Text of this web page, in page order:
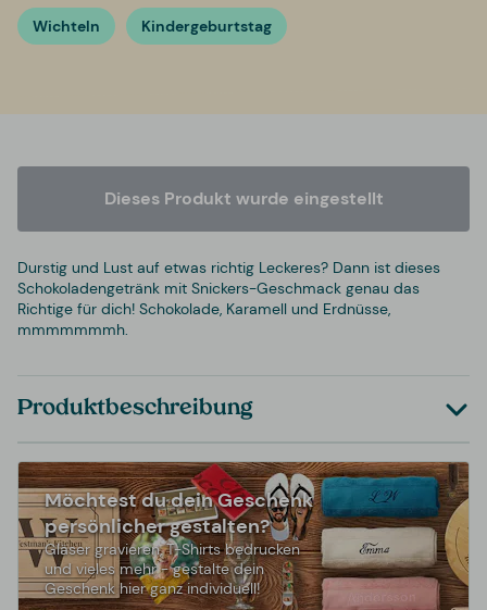
Wichteln Kindergeburtstag
Dieses Produkt wurde eingestellt
Durstig und Lust auf etwas richtig Leckeres? Dann ist dieses
Schokoladengetränk mit Snickers-Geschmack genau das
Richtige für dich! Schokolade, Karamell und Erdnüsse,
mmmmmmmh.
Produktbeschreibung
Möchtest du dein Geschenk
persönlicher gestalten?
Gläser gravieren, T-Shirts bedrucken
und vieles mehr - gestalte dein
Geschenk hier ganz individuell!